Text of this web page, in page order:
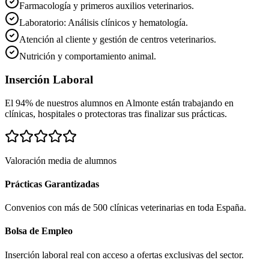
Farmacología y primeros auxilios veterinarios.
Laboratorio: Análisis clínicos y hematología.
Atención al cliente y gestión de centros veterinarios.
Nutrición y comportamiento animal.
Inserción Laboral
El 94% de nuestros alumnos en Almonte están trabajando en
clínicas, hospitales o protectoras tras finalizar sus prácticas.
Valoración media de alumnos
Prácticas Garantizadas
Convenios con más de 500 clínicas veterinarias en toda España.
Bolsa de Empleo
Inserción laboral real con acceso a ofertas exclusivas del sector.